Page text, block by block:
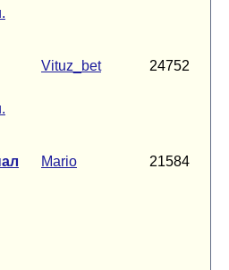
Vituz_bet 24752
Mario 21584